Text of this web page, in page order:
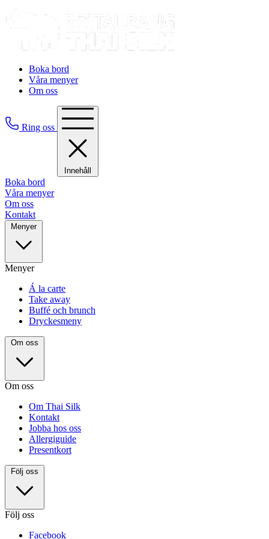
Boka bord
Våra menyer
Om oss
Ring oss
Innehåll
Boka bord
Våra menyer
Om oss
Kontakt
Menyer
Menyer
Á la carte
Take away
Buffé och brunch
Dryckesmeny
Om oss
Om oss
Om Thai Silk
Kontakt
Jobba hos oss
Allergiguide
Presentkort
Följ oss
Följ oss
Facebook